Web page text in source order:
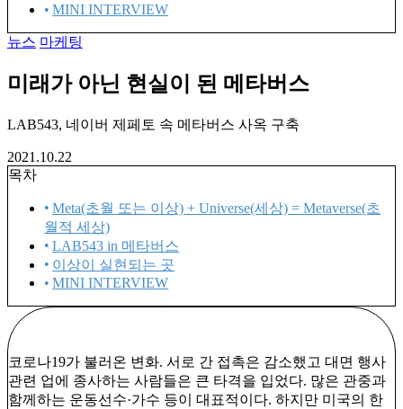
MINI INTERVIEW
뉴스 마케팅
미래가 아닌 현실이 된 메타버스
LAB543, 네이버 제페토 속 메타버스 사옥 구축
2021.10.22
목차
Meta(초월 또는 이상) + Universe(세상) = Metaverse(초
월적 세상)
LAB543 in 메타버스
이상이 실현되는 곳
MINI INTERVIEW
코로나19가 불러온 변화. 서로 간 접촉은 감소했고 대면 행사
관련 업에 종사하는 사람들은 큰 타격을 입었다. 많은 관중과
함께하는 운동선수·가수 등이 대표적이다. 하지만 미국의 한